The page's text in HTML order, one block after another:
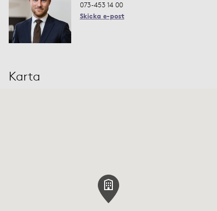
073-453 14 00
Skicka e-post
Karta